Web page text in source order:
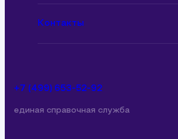
Вакансии
Документы
Контакты
+7 (499) 653-52-92
единая справочная служба